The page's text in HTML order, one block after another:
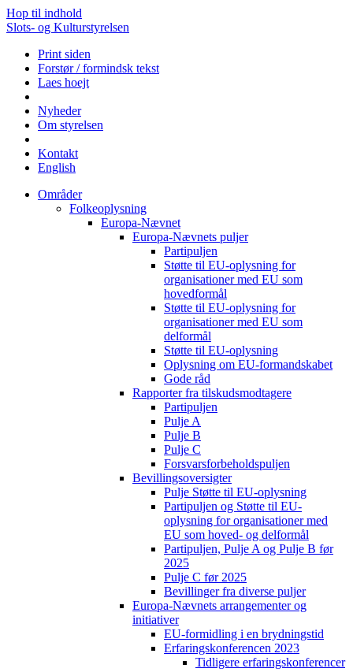
Hop til indhold
Slots- og Kulturstyrelsen
Print siden
Forstør / formindsk tekst
Laes hoejt
Nyheder
Om styrelsen
Kontakt
English
Områder
Folkeoplysning
Europa-Nævnet
Europa-Nævnets puljer
Partipuljen
Støtte til EU-oplysning for
organisationer med EU som
hovedformål
Støtte til EU-oplysning for
organisationer med EU som
delformål
Støtte til EU-oplysning
Oplysning om EU-formandskabet
Gode råd
Rapporter fra tilskudsmodtagere
Partipuljen
Pulje A
Pulje B
Pulje C
Forsvarsforbeholdspuljen
Bevillingsoversigter
Pulje Støtte til EU-oplysning
Partipuljen og Støtte til EU-
oplysning for organisationer med
EU som hoved- og delformål
Partipuljen, Pulje A og Pulje B før
2025
Pulje C før 2025
Bevillinger fra diverse puljer
Europa-Nævnets arrangementer og
initiativer
EU-formidling i en brydningstid
Erfaringskonferencen 2023
Tidligere erfaringskonferencer